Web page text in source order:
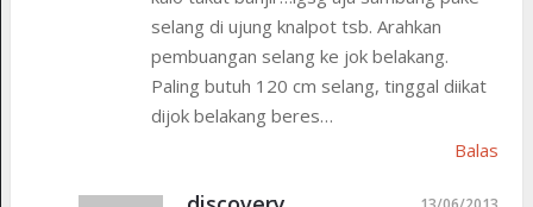
selang di ujung knalpot tsb. Arahkan
pembuangan selang ke jok belakang.
Paling butuh 120 cm selang, tinggal diikat
dijok belakang beres…
Balas